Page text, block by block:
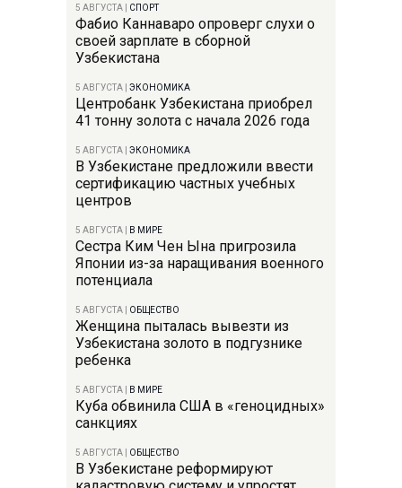
5 АВГУСТА СПОРТ
Фабио Каннаваро опроверг слухи о
своей зарплате в сборной
Узбекистана
5 АВГУСТА ЭКОНОМИКА
Центробанк Узбекистана приобрел
41 тонну золота с начала 2026 года
5 АВГУСТА ЭКОНОМИКА
В Узбекистане предложили ввести
сертификацию частных учебных
центров
5 АВГУСТА В МИРЕ
Сестра Ким Чен Ына пригрозила
Японии из-за наращивания военного
потенциала
5 АВГУСТА ОБЩЕСТВО
Женщина пыталась вывезти из
Узбекистана золото в подгузнике
ребенка
5 АВГУСТА В МИРЕ
Куба обвинила США в «геноцидных»
санкциях
5 АВГУСТА ОБЩЕСТВО
В Узбекистане реформируют